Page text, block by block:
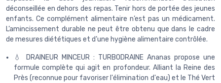
déconseillée en dehors des repas. Tenir hors de portée des jeunes
enfants. Ce complément alimentaire n’est pas un médicament.
L’amincissement durable ne peut être obtenu que dans le cadre
de mesures diététiques et d’une hygiène alimentaire contrôlée.
💧 DRAINEUR MINCEUR : TURBODRAINE Ananas propose une
formule complète qui agit en profondeur. Alliant la Reine des
Près (reconnue pour favoriser l'élimination d'eau) et le Thé Vert